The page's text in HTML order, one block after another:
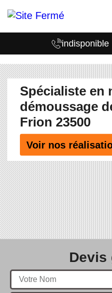
indisponible
Spécialiste en
démoussage
Frion 23500
Voir nos
Devis